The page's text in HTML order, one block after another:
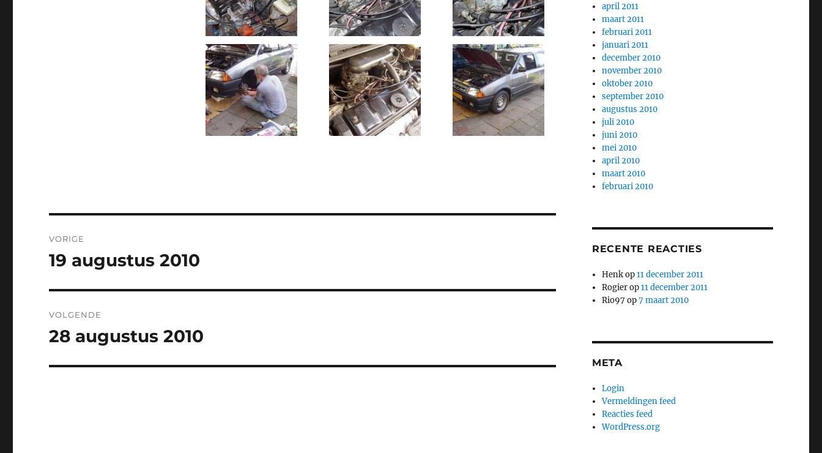
navigatie
VORIGE
Vorig
19 augustus 2010
VOLGENDE
Volgend
28 augustus 2010
april 2011
maart 2011
februari 2011
januari 2011
december 2010
november 2010
oktober 2010
september 2010
augustus 2010
juli 2010
juni 2010
mei 2010
april 2010
maart 2010
februari 2010
RECENTE REACTIES
Henkop11 december 2011
Rogierop11 december 2011
Rio97 op7 maart 2010
META
Login
Vermeldingen feed
Reacties feed
WordPress.org